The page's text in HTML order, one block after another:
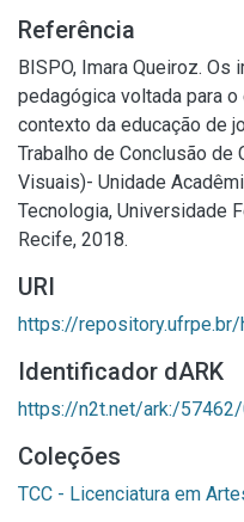
Referência
BISPO, Imara Queiroz. Os
pedagógica voltada para
contexto da educação de
Trabalho de Conclusão de
Visuais)- Unidade
Tecnologia, Universidade
Recife, 2018.
URI
https://
Identificador dARK
https://n2t.net/ark:/
Coleções
TCC - Licenciatura em